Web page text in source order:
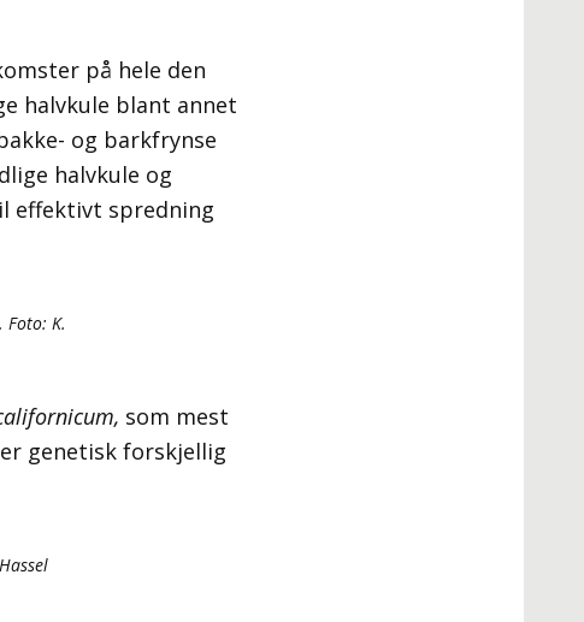
på hele den
halvkule blant annet
og barkfrynse
halvkule og
effektivt spredning
Foto: K.
som mest
genetisk forskjellig